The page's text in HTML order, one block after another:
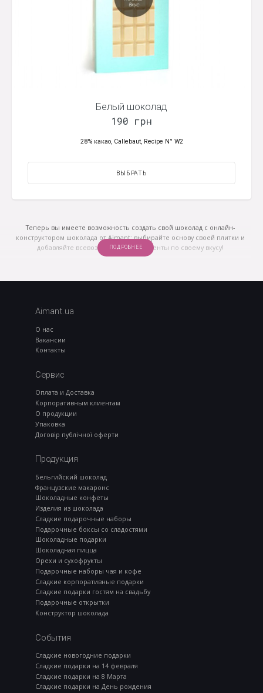
Белый шоколад
190 грн
28% какао, Callebaut, Recipe N° W2
ВЫБРАТЬ
Теперь вы имеете возможность создать свой шоколад с онлайн-
конструктором шоколада от Aimant: выбирайте основу своей плитки и
добавляйте всевозможные ингредиенты по своему вкусу!
ПОДРОБНЕЕ
Aimant.ua
О нас
Вакансии
Контакты
Сервис
Оплата и Доставка
Корпоративным клиентам
О продукции
Упаковка
Договір публічної оферти
Продукция
Бельгийский шоколад
Французские макаронс
Шоколадные конфеты
Изделия из шоколада
Сладкие подарочные наборы
Подарочные боксы со сладостями
Шоколадные подарки
Шоколадная пицца
Орехи и сухофрукты
Подарочные наборы чая и кофе
Сладкие корпоративные подарки
Сладкие подарки гостям на свадьбу
Подарочные открытки
Конструктор шоколада
События
Сладкие новогодние подарки
Сладкие подарки на 14 февраля
Сладкие подарки на 8 Марта
Сладкие подарки на День рождения